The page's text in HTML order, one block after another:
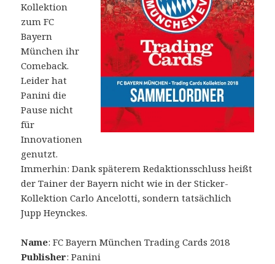
Kollektion
zum FC
Bayern
München ihr
Comeback.
Leider hat
Panini die
Pause nicht
für
Innovationen
genutzt.
Immerhin: Dank späterem Redaktionsschluss heißt
der Tainer der Bayern nicht wie in der Sticker-
Kollektion Carlo Ancelotti, sondern tatsächlich
Jupp Heynckes.
Name: FC Bayern München Trading Cards 2018
Publisher: Panini